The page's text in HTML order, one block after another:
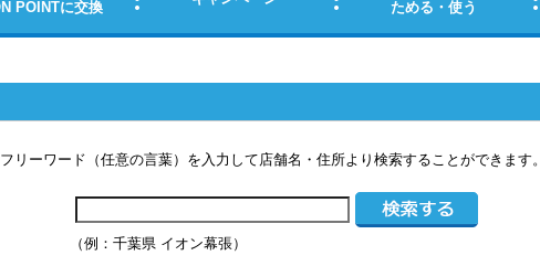
フリーワード（任意の言葉）を入力して店舗名・住所より検索することができます。
（例：千葉県 イオン幕張）